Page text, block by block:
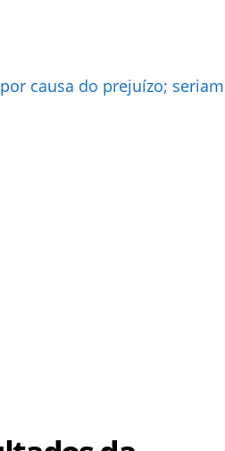
causa do prejuízo; seriam